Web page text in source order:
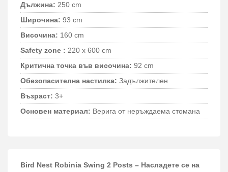
Дължина: 250 cm
Широчина: 93 cm
Височина: 160 cm
Safety zone : 220 x 600 cm
Критична точка във височина: 92 cm
Обезопасителна настилка: Задължителен
Възраст: 3+
Основен материал: Верига от неръждаема стомана
Bird Nest Robinia Swing 2 Posts – Насладете се на